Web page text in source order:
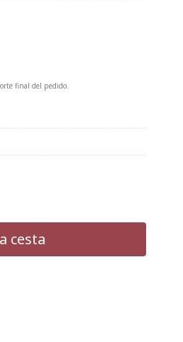
final del pedido.
cesta